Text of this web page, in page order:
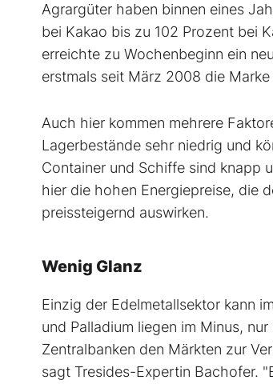
Agrargüter haben binnen eines
bei Kakao bis zu 102 Prozent bei
erreichte zu Wochenbeginn ein
erstmals seit März 2008 die
Auch hier kommen mehrere
Lagerbestände sehr niedrig und
Container und Schiffe sind knapp
hier die hohen Energiepreise, die
preissteigernd auswirken.
Wenig Glanz
Einzig der Edelmetallsektor kann
und Palladium liegen im Minus,
Zentralbanken den Märkten zur
sagt Tresides-Expertin Bachofer.